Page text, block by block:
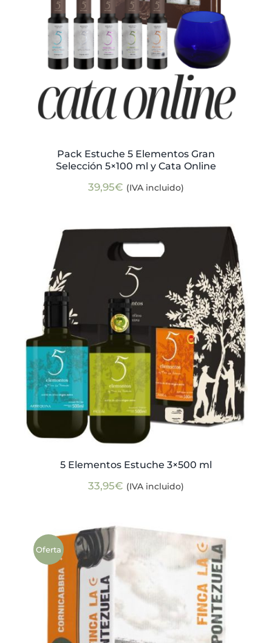
Pack Estuche 5 Elementos Gran
Selección 5×100 ml y Cata Online
39,95€ (IVA incluido)
5 Elementos Estuche 3×500 ml
33,95€ (IVA incluido)
Oferta